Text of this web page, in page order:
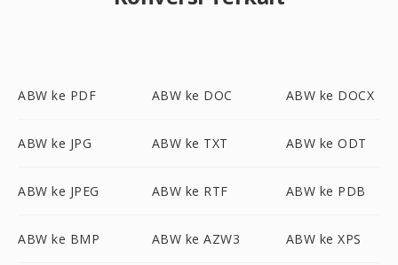
ABW ke PDF ABW ke DOC ABW ke DOCX
ABW ke JPG ABW ke TXT ABW ke ODT
ABW ke JPEG ABW ke RTF ABW ke PDB
ABW ke BMP ABW ke AZW3 ABW ke XPS